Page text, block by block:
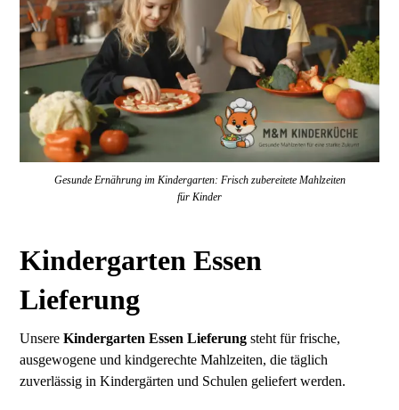
Gesunde Ernährung im Kindergarten: Frisch zubereitete Mahlzeiten
für Kinder
Kindergarten Essen
Lieferung
UnsereKindergarten Essen Lieferung steht für frische,
ausgewogene und kindgerechte Mahlzeiten, die täglich
zuverlässig in Kindergärten und Schulen geliefert werden.